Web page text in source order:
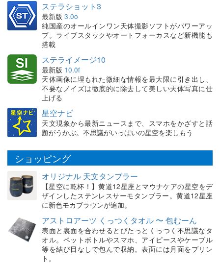
ステラショット3
最新版 3.0o
純国産のオールインワン天体撮影ソフトがパワーアッ
プ。ライブスタックやオートフォーカスなど新機能も
搭載
ステライメージ10
最新版 10.0f
天体画像に埋もれた微細な情報を最大限に引き出し、
不要なノイズは徹底的に除去して美しい天体写真に仕
上げる
星空ナビ
天文現象から最新ニュースまで、スマホをかざすと話
題がうかぶ。不思議がいっぱいの星空を楽しもう
ショッピング
オリジナル 天文タンブラー
【星空に乾杯！】黄道12星座とマウナケアの星空をデ
ザインしたステンレスサーモタンブラー。黄道12星座
に新色モカブラウンが追加。
アストロアーツ くっつくタオル 〜 包むーん
表面と裏面を合わせるとぴたっとくっつく不思議なタ
オル。ペットボトルやスマホ、アイピースやケーブル
等を結び目なしで包んで収納。表面には月面をプリン
ト。